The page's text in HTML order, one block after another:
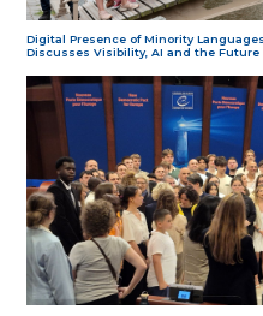
Digital Presence of Minority
Discusses Visibility, AI and the Future